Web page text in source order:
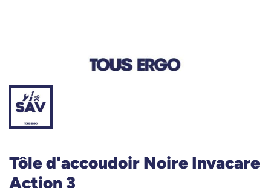
Tôle d'accoudoir Noire Invacare
Action 3